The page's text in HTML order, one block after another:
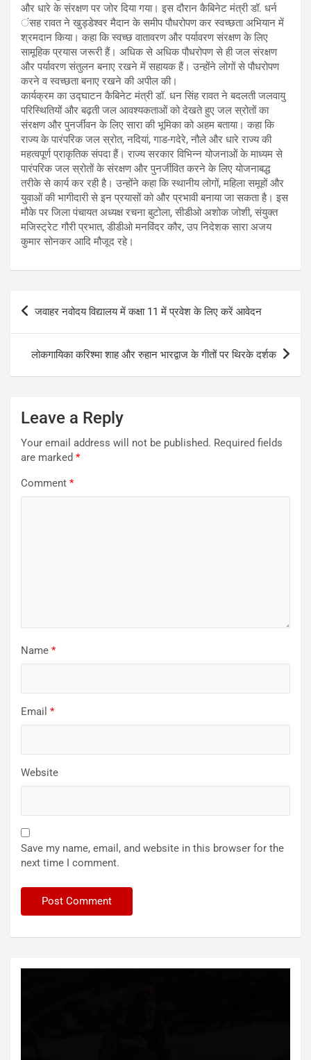
और धारे के संरक्षण पर जोर दिया गया। इस दौरान कैबिनेट मंत्री डॉ. धर्न
ंसह रावत ने खुड्डेश्वर मैदान के समीप पौधरोपण कर स्वच्छता अभियान में
श्रमदान किया। कहा कि स्वच्छ वातावरण और पर्यावरण संरक्षण के लिए
सामूहिक प्रयास जरूरी हैं। अधिक से अधिक पौधरोपण से ही जल संरक्षण
और पर्यावरण संतुलन बनाए रखने में सहायक हैं। उन्होंने लोगों से पौधरोपण
करने व स्वच्छता बनाए रखने की अपील की।
कार्यक्रम का उद्घाटन कैबिनेट मंत्री डॉ. धन सिंह रावत ने बदलती जलवायु
परिस्थितियों और बढ़ती जल आवश्यकताओं को देखते हुए जल स्रोतों का
संरक्षण और पुनर्जीवन के लिए सारा की भूमिका को अहम बताया। कहा कि
राज्य के पारंपरिक जल स्रोत, नदियां, गाड-गदेरे, नौले और धारे राज्य की
महत्वपूर्ण प्राकृतिक संपदा हैं। राज्य सरकार विभिन्न योजनाओं के माध्यम से
पारंपरिक जल स्रोतों के संरक्षण और पुनर्जीवित करने के लिए योजनाबद्ध
तरीके से कार्य कर रही है। उन्होंने कहा कि स्थानीय लोगों, महिला समूहों और
युवाओं की भागीदारी से इन प्रयासों को और प्रभावी बनाया जा सकता है। इस
मौके पर जिला पंचायत अध्यक्ष रचना बुटोला, सीडीओ अशोक जोशी, संयुक्त
मजिस्ट्रेट गौरी प्रभात, डीडीओ मनविंदर कौर, उप निदेशक सारा अजय
कुमार सोनकर आदि मौजूद रहे।
Post
जवाहर नवोदय विद्यालय में कक्षा 11 में प्रवेश के लिए करें आवेदन
लोकगायिका करिश्मा शाह और रुहान भारद्वाज के गीतों पर थिरके दर्शक
Leave a Reply
Your email address will not be published. Required fields
are marked *
Comment *
Name *
Email *
Website
Save my name, email, and website in this browser for the
next time I comment.